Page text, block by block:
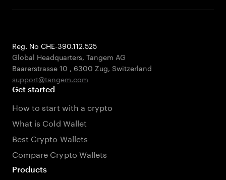
Reg. No CHE-390.112.525
Global Headquarters, Tangem AG
Baarerstrasse 10 , 6300 Zug, Switzerland
support@tangem.com
Get started
How to start with a crypto
What is Cold Wallet
Best Crypto Wallets
Compare Crypto Wallets
Products